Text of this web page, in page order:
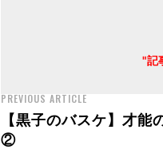
"記
PREVIOUS ARTICLE
【黒子のバスケ】才能
②